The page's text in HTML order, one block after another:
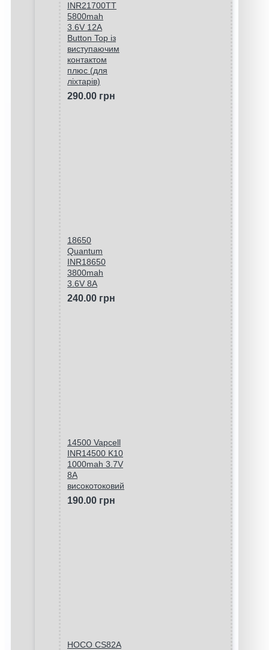
INR21700TT
5800mah
3.6V 12A
Button Top із
виступаючим
контактом
плюс (для
ліхтарів)
290.00 грн
18650
Quantum
INR18650
3800mah
3.6V 8A
240.00 грн
14500 Vapcell
INR14500 K10
1000mah 3.7V
8A
високотоковий
190.00 грн
HOCO CS82A